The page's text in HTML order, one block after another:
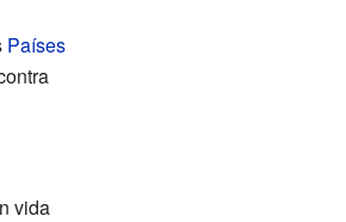
Países
vida